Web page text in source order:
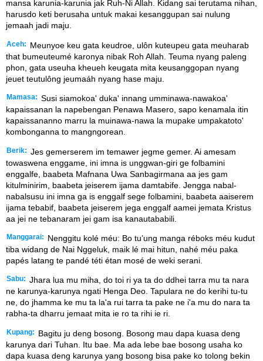
mansa karunia-karunia jak Ruh-Ni Allah. Kidang sai terutama nihan,
harusdo keti berusaha untuk makai kesanggupan sai nulung
jemaah jadi maju.
Aceh:
Meunyoe keu gata keudroe, ulôn kuteupeu gata meuharab
that bumeuteumé karonya nibak Roh Allah. Teuma nyang paleng
phon, gata useuha kheueh keugata mita keusanggopan nyang
jeuet teutulông jeumaáh nyang hase maju.
Mamasa: Susi siamokoa' duka' innang umminawa-nawakoa'
kapaissanan la napebengan Penawa Masero, sapo kenamala itin
kapaissananno marru la muinawa-nawa la mupake umpakatoto'
kombonganna to mangngorean.
Berik: Jes gemerserem im temawer jegme gemer. Ai amesam
towaswena enggame, ini imna is unggwan-giri ge folbamini
enggalfe, baabeta Mafnana Uwa Sanbagirmana aa jes gam
kitulminirim, baabeta jeiserem ijama damtabife. Jengga nabal-
nabalsusu ini imna ga is enggalf sege folbamini, baabeta aaiserem
ijama tebabif, baabeta jeiserem jega enggalf aamei jemata Kristus
aa jei ne tebanaram jei gam isa kanautababili.
Manggarai:
Nenggitu kolé méu: Bo tu’ung manga réboks méu kudut
tiba widang de Nai Nggeluk, maik lé mai hitun, nahé méu paka
papés latang te pandé téti étan mosé de weki serani.
Sabu: Jhara lua mu miha, do toi ri ya ta do ddhei tarra mu ta nara
ne karunya-karunya ngati Henga Deo. Tapulara ne do kerihi tu-tu
ne, do jhamma ke mu ta la'a rui tarra ta pake ne i'a mu do nara ta
rabha-ta dharru jemaat mita ie ro ta rihi ie ri.
Kupang:
Bagitu ju deng bosong. Bosong mau dapa kuasa deng
karunya dari Tuhan. Itu bae. Ma ada lebe bae bosong usaha ko
dapa kuasa deng karunya yang bosong bisa pake ko tolong bekin